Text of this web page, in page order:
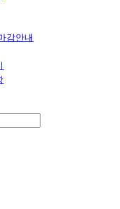
감안내